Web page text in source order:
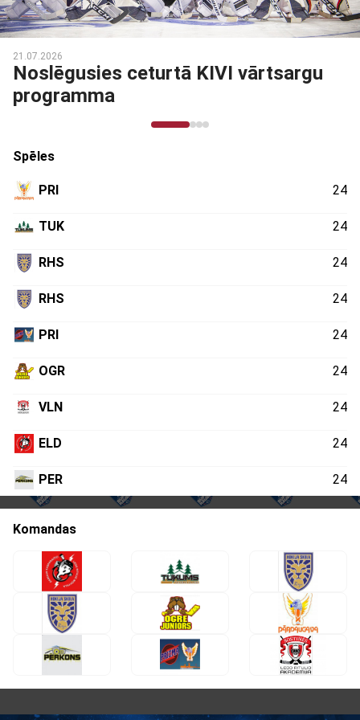
21.07.2026
Noslēgusies ceturtā KIVI vārtsargu
programma
Spēles
PRI 24
TUK 24
RHS 24
RHS 24
PRI 24
OGR 24
VLN 24
ELD 24
PER 24
Komandas